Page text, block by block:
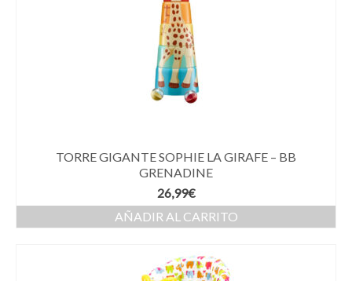
TORRE GIGANTE SOPHIE LA GIRAFE – BB
GRENADINE
26,99€
AÑADIR AL CARRITO